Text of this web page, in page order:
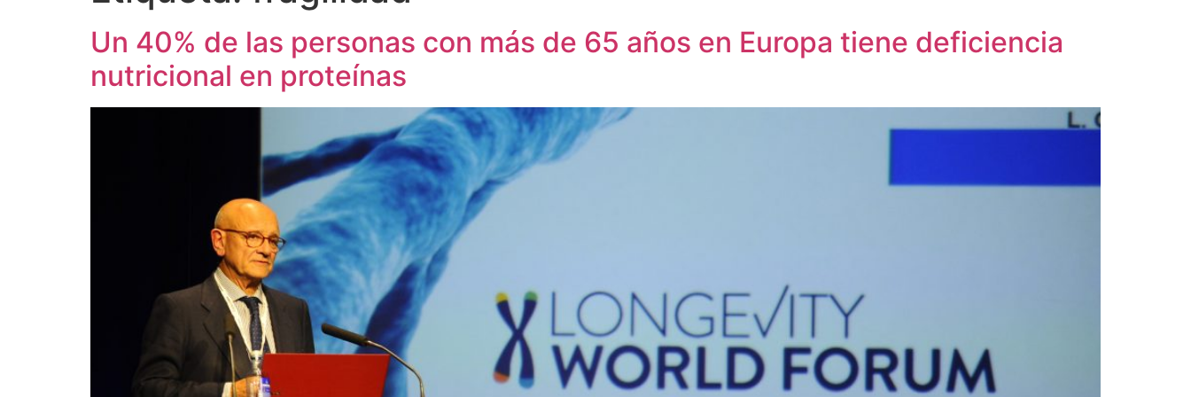
Un 40% de las personas con más de 65 años en Europa tiene deficiencia
nutricional en proteínas